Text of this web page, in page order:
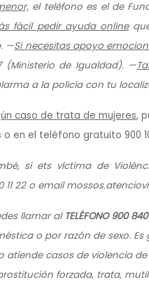
el teléfono es el de
fácil pedir ayuda online
—Si necesitas apoyo
(Ministerio de Igualdad). —
a la policía con tu
caso de trata de mujeres,
en el teléfono gratuito 900
si ets víctima de
11 22 o email
llamar al TELÉFONO 900 840
o por razón de sexo.
atiende casos de violencia
forzada, trata,